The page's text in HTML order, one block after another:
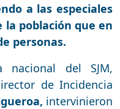
a las especiales
la población que en
personas.
nacional del SJM,
de Incidencia
intervinieron